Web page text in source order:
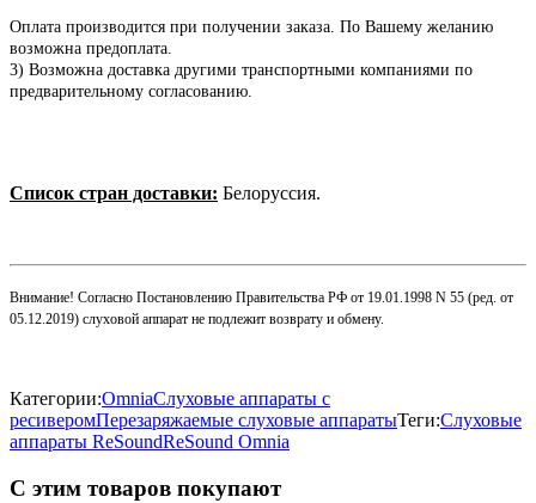
Оплата производится при получении заказа. По Вашему желанию
возможна предоплата.
3) Возможна доставка другими транспортными компаниями по
предварительному согласованию.
Список стран доставки: Белоруссия.
Внимание! Согласно Постановлению Правительства РФ от 19.01.1998 N 55 (ред. от
05.12.2019) слуховой аппарат не подлежит возврату и обмену.
Категории:OmniaСлуховые аппараты с
ресиверомПерезаряжаемые слуховые аппаратыТеги:Слуховые
аппараты ReSoundReSound Omnia
С этим товаров покупают